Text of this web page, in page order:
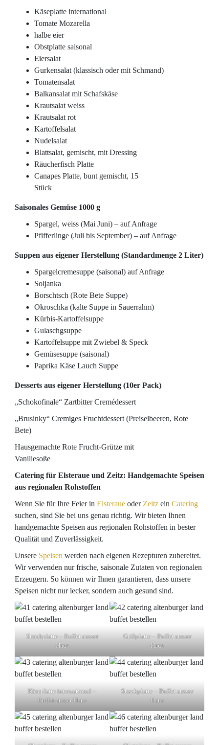
Käseplatte international
Tomate Mozarella
halbe eier
Obstplatte saisonal
Eiersalat
Gurkensalat (klassisch oder mit Schmand)
Tomatensalat
Balkansalat mit Schafskäse
Krautsalat weiss
Krautsalat rot
Kartoffelsalat
Nudelsalat
Blattsalat, gemischt, mit Dressing
Räucherfisch Platte
Canapes Platte, bunt gemischt, 15
Stück
Saisonales Gemüse 1000 g
Spargel, weiss (Mai Juni) – auf Anfrage
Pfifferlinge (Juli bis September) – auf Anfrage
Suppen aus eigener Herstellung (Standardmenge 2 Liter)
Spargelcremesuppe (saisonal) auf Anfrage
Soljanka
Borschtsch (Rote Bete Suppe)
Okroschka (kalte Suppe in Sauerrahm)
Kürbis-Kartoffelsuppe
Gulaschgsuppe
Kartoffelsuppe mit Zwiebel & Speck
Gemüsesuppe (saisonal)
Paprika Käse Lauch Suppe
Desserts aus eigener Herstellung (10er Pack)
„Schokofinale“ Zartbitter Cremédessert
„Brusinky“ Cremiges Fruchtdessert (Preiselbeeren, Rote
Bete)
Hausgemachte Rote Frucht-Grütze mit
Vaniliesoße
Catering für Elsteraue und Zeitz: Handgemachte Speisen
aus regionalen Rohstoffen
Wenn Sie für Ihre Feier in Elsteraue oder Zeitz ein Catering
suchen, sind Sie bei uns genau richtig. Wir bieten Ihnen
handgemachte Speisen aus regionalen Rohstoffen in bester
Qualität und Zuverlässigkeit.
Unsere Speisen werden nach eigenen Rezepturen zubereitet.
Wir verwenden nur frische, saisonale Zutaten von regionalen
Erzeugern. So können wir Ihnen garantieren, dass unsere
Speisen nicht nur lecker, sondern auch gesund sind.
Snackplatte – Buffet ausser
Haus
Grillplatte – Buffet ausser
Haus
Käseplatte international –
Buffet ausser Haus
Snackplatte – Buffet ausser
Haus